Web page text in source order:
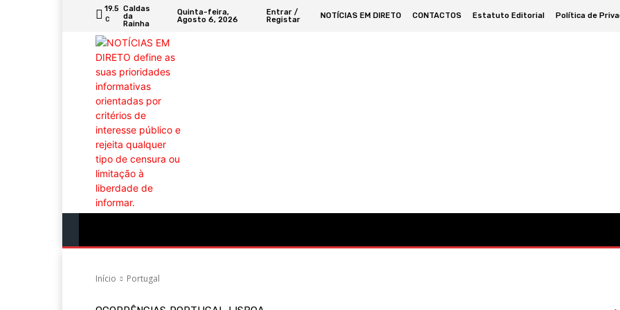
19.5
C
Caldas
da
Rainha
Quinta-feira,
Agosto 6, 2026
Entrar /
Registar
NOTÍCIAS EM DIRETO CONTACTOS Estatuto Editorial Política de
Início Portugal